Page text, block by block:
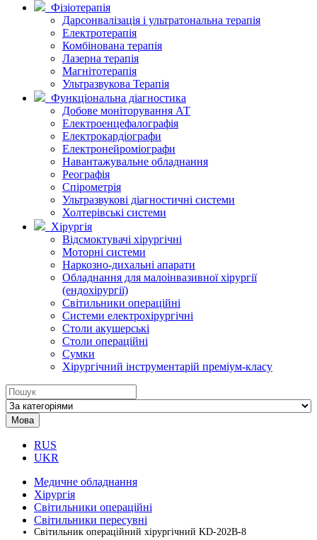
Фізіотерапія
Дарсонвалізація і ультратональна терапія
Електротерапія
Комбінована терапія
Лазерна терапія
Магнітотерапія
Ультразвукова Терапія
Функціональна діагностика
Добове моніторування АТ
Електроенцефалографія
Електрокардіографи
Електронейроміографи
Навантажувальне обладнання
Реографія
Спірометрія
Ультразвукові діагностичні системи
Холтерівські системи
Хірургія
Відсмоктувачі хірургічні
Моторні системи
Наркозно-дихальні апарати
Обладнання для малоінвазивної хірургії
(ендохірургії)
Світильники операційні
Системи електрохірургічні
Столи акушерські
Столи операційні
Сумки
Хірургічний інструментарій преміум-класу
Мова
RUS
UKR
Медичне обладнання
Хірургія
Світильники операційні
Світильники пересувні
Світильник операційний хірургічний KD-202B-8